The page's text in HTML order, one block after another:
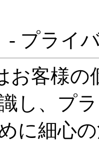
- プライ
お客様の
し、プ
に細心